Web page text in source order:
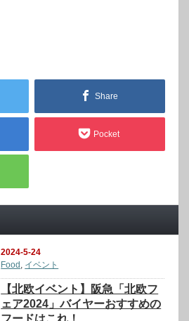
Share
Pocket
2024-5-24
Food , イベント
【北欧イベント】阪急「北欧フ
ェア2024」バイヤーおすすめの